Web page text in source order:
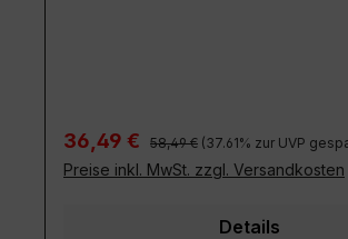
Verkaufspreis:
36,49 € Regulärer Preis:
58,49 € (37.61% zur UVP
Preise inkl. MwSt. zzgl. Versandkosten
Details